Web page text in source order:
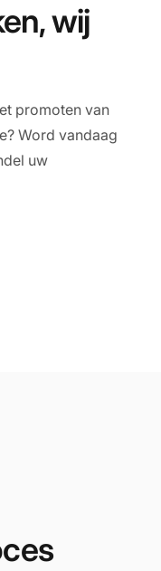
wij
promoten van
Word vandaag
uw